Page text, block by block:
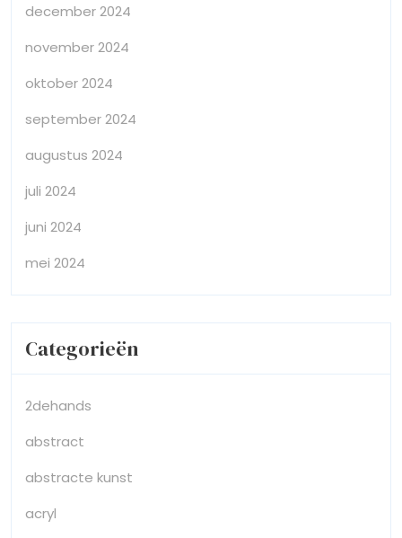
december 2024
november 2024
oktober 2024
september 2024
augustus 2024
juli 2024
juni 2024
mei 2024
Categorieën
2dehands
abstract
abstracte kunst
acryl